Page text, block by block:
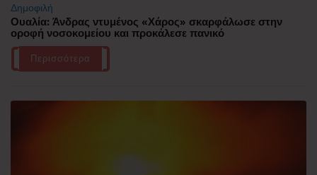
Δημοφιλή
Ουαλία: Άνδρας ντυμένος «Χάρος» σκαρφάλωσε στην
οροφή νοσοκομείου και προκάλεσε πανικό
Περισσότερα